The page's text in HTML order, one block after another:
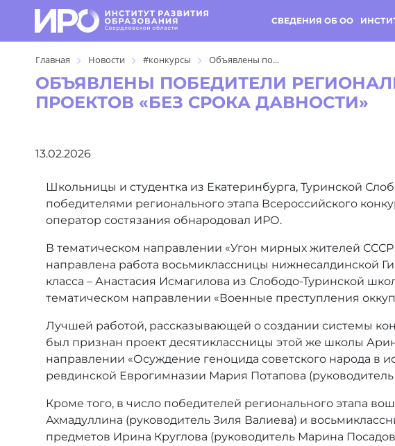
СВЕДЕНИЯ ОБ ОО
Главная Новости #конкурсы Объявлены по...
ОБЪЯВЛЕНЫ ПОБЕДИТЕЛИ
ПРОЕКТОВ «БЕЗ СРОКА ДАВНОСТИ»
13.02.2026
Школьницы и студентка из Екатеринбурга, Туринской
победителями регионального этапа Всероссийского
оператор состязания обнародовал ИРО.
В тематическом направлении «Угон мирных жителей
направлена работа восьмиклассницы нижнесалдинской
класса – Анастасия Исмагилова из Слободо-Туринской
тематическом направлении «Военные преступления
Лучшей работой, рассказывающей о создании системы
был признан проект десятиклассницы этой же школы
направлении «Осуждение геноцида советского народа в
ревдинской Еврогимназии Мария Потапова
Кроме того, в число победителей регионального этапа
Ахмадуллина (руководитель Зиля Валиева) и
предметов Ирина Круглова (руководитель Марина